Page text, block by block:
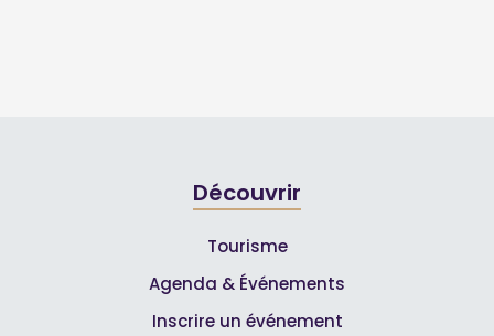
Découvrir
Tourisme
Agenda & Événements
Inscrire un événement